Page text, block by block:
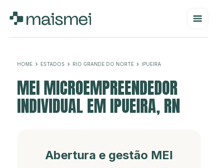
HOME ESTADOS RIO GRANDE DO NORTE IPUEIRA
MEI MICROEMPREENDEDOR
INDIVIDUAL EM IPUEIRA, RN
Abertura e gestão MEI